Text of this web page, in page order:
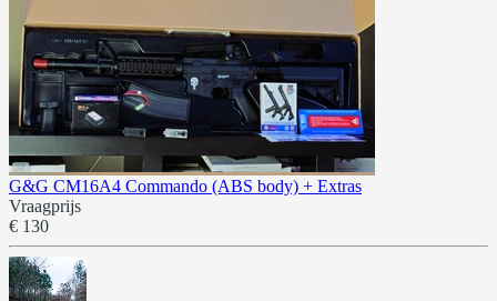
G&G CM16A4 Commando (ABS body) + Extras
Vraagprijs
€ 130